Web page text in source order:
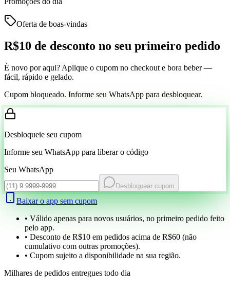
Oferta de boas-vindas
R$10 de desconto no seu primeiro pedido
É novo por aqui? Aplique o cupom no checkout e bora beber —
fácil, rápido e gelado.
Cupom bloqueado. Informe seu WhatsApp para desbloquear.
Desbloqueie seu cupom
Informe seu WhatsApp para liberar o código
Seu WhatsApp
Desbloquear cupom
Baixar o app sem cupom
• Válido apenas para novos usuários, no primeiro pedido feito
pelo app.
• Desconto de R$10 em pedidos acima de R$60 (não
cumulativo com outras promoções).
• Cupom sujeito a disponibilidade na sua região.
Milhares de pedidos entregues todo dia